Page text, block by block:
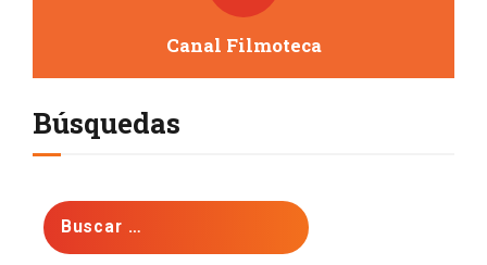
Canal Filmoteca
Búsquedas
Buscar: